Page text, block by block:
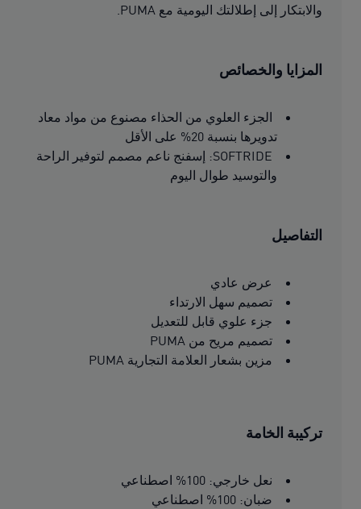
والابتكار إلى إطلالتك اليومية مع PUMA.
المزايا والخصائص
الجزء العلوي من الحذاء مصنوع من مواد معاد
تدويرها بنسبة 20% على الأقل
SOFTRIDE: إسفنج ناعم مصمم لتوفير الراحة
والتوسيد طوال اليوم
التفاصيل
عرض عادي
تصميم سهل الارتداء
جزء علوي قابل للتعديل
تصميم مريح من PUMA
مزين بشعار العلامة التجارية PUMA
تركيبة الخامة
نعل خارجي: 100% اصطناعي
ضبان: 100% اصطناعي